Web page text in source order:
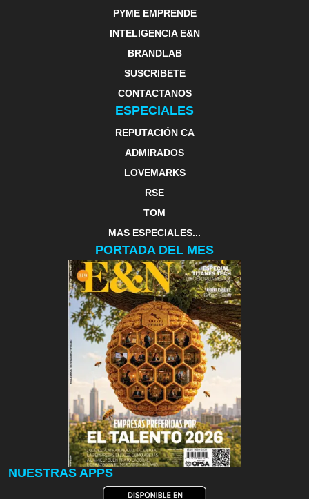
PYME EMPRENDE
INTELIGENCIA E&N
BRANDLAB
SUSCRIBETE
CONTACTANOS
ESPECIALES
REPUTACIÓN CA
ADMIRADOS
LOVEMARKS
RSE
TOM
MAS ESPECIALES...
PORTADA DEL MES
NUESTRAS APPS